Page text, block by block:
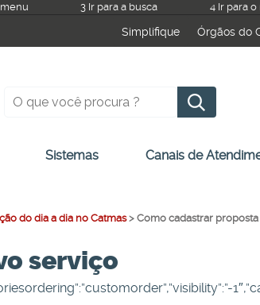
3 Ir para a busca 4 Ir para
Simplifique Órgãos do
Sistemas Canais de
do dia a dia no Catmas> Como cadastrar
serviço